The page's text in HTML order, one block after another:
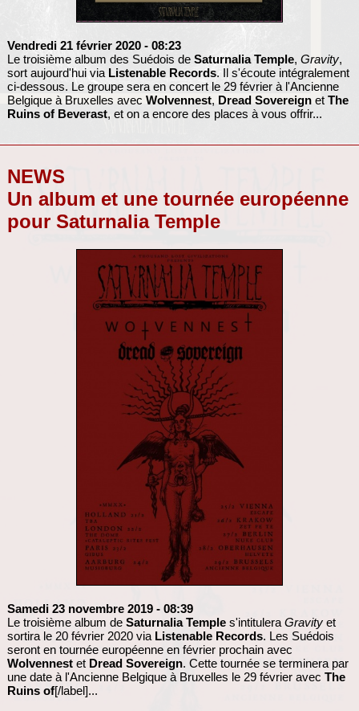
Vendredi 21 février 2020 - 08:23
Le troisième album des Suédois de Saturnalia Temple, Gravity,
sort aujourd'hui via Listenable Records. Il s'écoute intégralement
ci-dessous. Le groupe sera en concert le 29 février à l'Ancienne
Belgique à Bruxelles avec Wolvennest, Dread Sovereignet The
Ruins of Beverast, et on a encore des places à vous offrir...
NEWS
Un album et une tournée européenne
pour Saturnalia Temple
Samedi 23 novembre 2019 - 08:39
Le troisième album de Saturnalia Temples'intitulera Gravityet
sortira le 20 février 2020 via Listenable Records. Les Suédois
seront en tournée européenne en février prochain avec
Wolvennestet Dread Sovereign. Cette tournée se terminera par
une date à l'Ancienne Belgique à Bruxelles le 29 février avec The
Ruins of[/label]...